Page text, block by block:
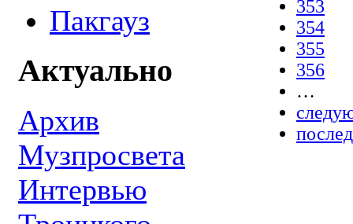
Пакгауз
Актуально
Архив
Музпросвета
Интервью
353
354
355
356
…